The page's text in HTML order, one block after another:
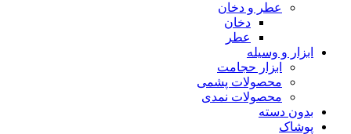
عطر و دخان
دخان
عطر
ابزار و وسیله
ابزار حجامت
محصولات پشمی
محصولات نمدی
بدون دسته
پوشاک